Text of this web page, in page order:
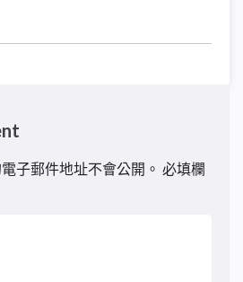
子郵件地址不會公開。 必填欄